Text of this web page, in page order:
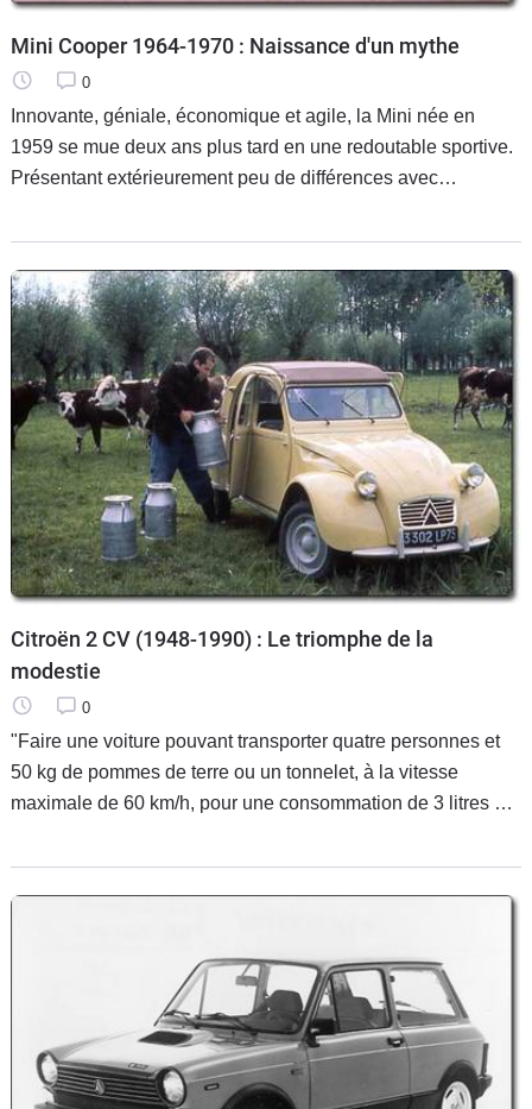
Mini Cooper 1964-1970 : Naissance d'un mythe
0
Innovante, géniale, économique et agile, la Mini née en
1959 se mue deux ans plus tard en une redoutable sportive.
Présentant extérieurement peu de différences avec
performances de haut
Citroën 2 CV (1948-1990) : Le triomphe de la
modestie
0
"Faire une voiture pouvant transporter quatre personnes et
50 kg de pommes de terre ou un tonnelet, à la vitesse
maximale de 60 km/h, pour une consommation de 3 litres au
la